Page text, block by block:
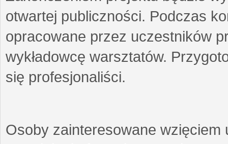
otwartej publiczności. Podczas
opracowane przez uczestników
wykładowcę warsztatów.
się profesjonaliści.
Osoby zainteresowane wzięciem